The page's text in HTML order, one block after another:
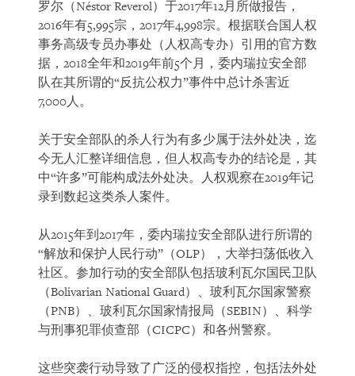
罗尔（Néstor Reverol）于2017年12月所做报告，
2016年有5,995宗，2017年4,998宗。根据联合国人权
事务高级专员办事处（人权高专办）引用的官方数
据，2018全年和2019年前5个月，委内瑞拉安全部
队在其所谓的“反抗公权力”事件中总计杀害近
7,000人。
关于安全部队的杀人行为有多少属于法外处决，迄
今无人汇整详细信息，但人权高专办的结论是，其
中“许多”可能构成法外处决。人权观察在2019年记
录到数起这类杀人案件。
从2015年到2017年，委内瑞拉安全部队进行所谓的
“解放和保护人民行动”（OLP），大举扫荡低收入
社区。参加行动的安全部队包括玻利瓦尔国民卫队
（Bolivarian National Guard）、玻利瓦尔国家警察
（PNB）、玻利瓦尔国家情报局（SEBIN）、科学
与刑事犯罪侦查部（CICPC）和各州警察。
这些突袭行动导致了广泛的侵权指控，包括法外处